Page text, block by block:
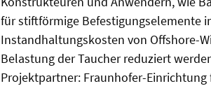
für stiftförmige Befestigungselemente
Instandhaltungskosten von Offshore-
Belastung der Taucher reduziert
Projektpartner: Fraunhofer-